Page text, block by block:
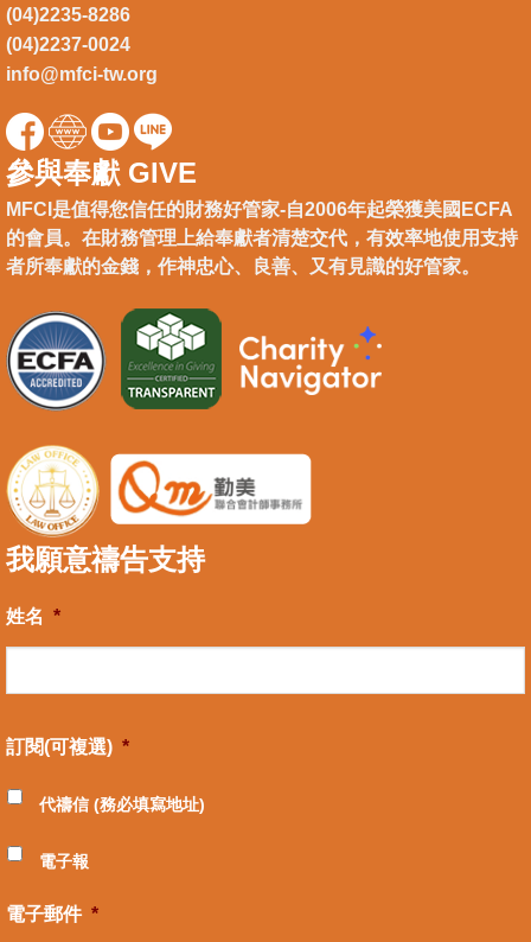
(04)2235-8286
(04)2237-0024
info@mfci-tw.org
參與奉獻 GIVE
MFCI是值得您信任的財務好管家-自2006年起榮獲美國ECFA
的會員。在財務管理上給奉獻者清楚交代，有效率地使用支持
者所奉獻的金錢，作神忠心、良善、又有見識的好管家。
我願意禱告支持
姓名 *
訂閱(可複選) *
代禱信 (務必填寫地址)
電子報
電子郵件 *